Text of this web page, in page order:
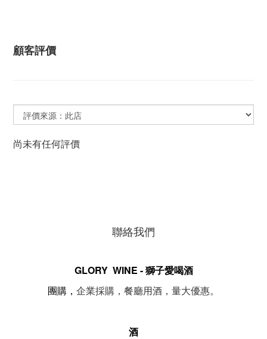
顧客評價
尚未有任何評價
聯絡我們
GLORY WINE - 獅子愛喝酒
團購， 企業採購，餐廳用酒，量大優惠。
酒